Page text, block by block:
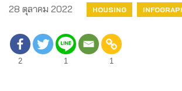
28 ตุลาคม 2022 HOUSING
2 1 1